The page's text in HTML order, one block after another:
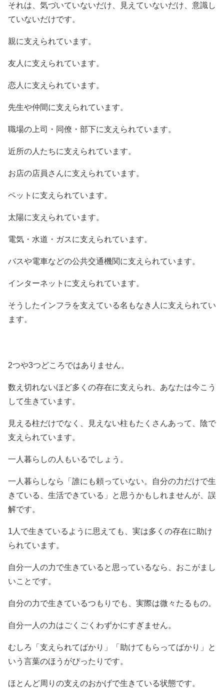
それは、気づいていないだけ、見えていないだけ、意識し
ていないだけです。
親に支えられています。
友人に支えられています。
恋人に支えられています。
先生や仲間に支えられています。
職場の上司・同僚・部下に支えられています。
近所の人たちに支えられています。
お店の店員さんに支えられています。
ペットに支えられています。
太陽に支えられています。
電気・水道・ガスに支えられています。
バスや電車などの公共交通機関に支えられています。
インターネットに支えられています。
そうしたインフラを支えている名もなき人に支えられてい
ます。
2つや3つどころではありません。
数え切れないほど多くの存在に支えられ、あなたは今こう
して生きています。
見える柱だけでなく、見えない柱もたくさんあって、陰で
支えられています。
一人暮らしの人もいるでしょう。
一人暮らしなら「誰にも頼っていない。自分の力だけで生
きている、生活できている」と思うかもしれませんが、誤
解です。
1人で生きているように思えても、実は多くの存在に助け
られています。
自分一人の力で生きていると思っているなら、おこがまし
いことです。
自分の力で生きているつもりでも、実際は微々たるもの。
自分一人の力はごくごくわずかにすぎません。
むしろ「支えられてばかり」「助けてもらってばかり」と
いう言葉のほうがぴったりです。
ほとんど周りの支えのおかげで生きている状態です。